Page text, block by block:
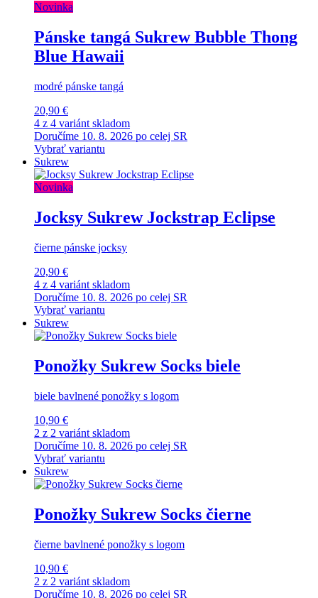
Novinka
Pánske tangá Sukrew Bubble Thong
Blue Hawaii
modré pánske tangá
20,90 €
4 z 4 variánt skladom
Doručíme 10. 8. 2026 po celej SR
Vybrať variantu
Sukrew
Novinka
Jocksy Sukrew Jockstrap Eclipse
čierne pánske jocksy
20,90 €
4 z 4 variánt skladom
Doručíme 10. 8. 2026 po celej SR
Vybrať variantu
Sukrew
Ponožky Sukrew Socks biele
biele bavlnené ponožky s logom
10,90 €
2 z 2 variánt skladom
Doručíme 10. 8. 2026 po celej SR
Vybrať variantu
Sukrew
Ponožky Sukrew Socks čierne
čierne bavlnené ponožky s logom
10,90 €
2 z 2 variánt skladom
Doručíme 10. 8. 2026 po celej SR